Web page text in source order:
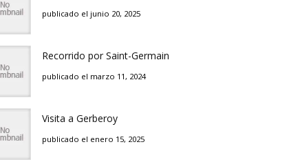
publicado el junio 20, 2025
Recorrido por Saint-Germain
publicado el marzo 11, 2024
Visita a Gerberoy
publicado el enero 15, 2025